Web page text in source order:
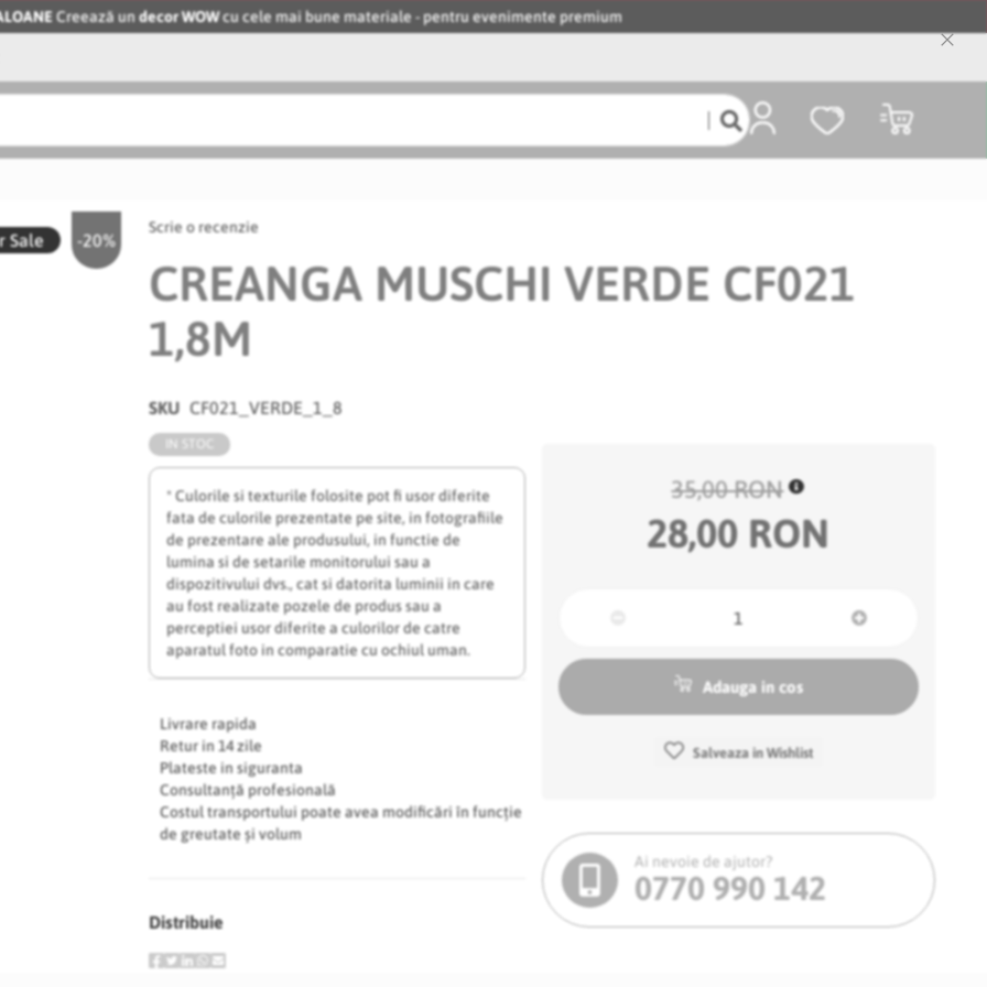
Creează undecor WOWcu cele mai bune materiale - pentru evenimente premium
Coșul meu
-20%
Sale
Scrie o recenzie
CREANGA MUSCHI VERDE CF021
1,8M
SKU CF021_VERDE_1_8
* Culorile si texturile folosite pot fi usor diferite
fata de culorile prezentate pe site, in fotografiile
de prezentare ale produsului, in functie de
lumina si de setarile monitorului sau a
dispozitivului dvs., cat si datorita luminii in care
au fost realizate pozele de produs sau a
perceptiei usor diferite a culorilor de catre
aparatul foto in comparatie cu ochiul uman.
Livrare rapida
Retur in 14 zile
Plateste in siguranta
Consultanță profesională
Costul transportului poate avea modificări în funcție
de greutate și volum
Distribuie
35,00 RON
28,00 RON
Adauga in cos
Salveaza in Wishlist
Ai nevoie de ajutor?
0770 990 142